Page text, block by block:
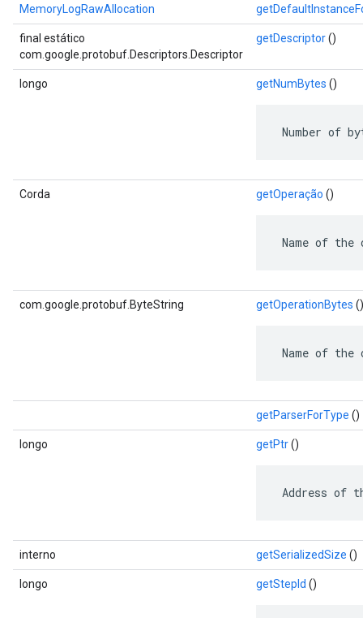
MemoryLogRawAllocation
final estático
com.google.protobuf.Descriptors.Descriptor
getDescriptor()
longo getNumBytes ()
Number of
Corda getOperação ()
Name of
com.google.protobuf.ByteString getOperationBytes ()
Name of
getParserForType ()
longo getPtr()
Address of
interno getSerializedSize ()
longo getStepId ()